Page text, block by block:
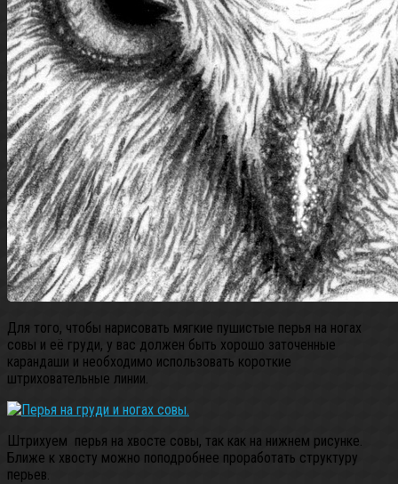
Для того, чтобы нарисовать мягкие пушистые перья на ногах
совы и её груди, у вас должен быть хорошо заточенные
карандаши и необходимо использовать короткие
штриховательные линии.
Штрихуем перья на хвосте совы, так как на нижнем рисунке.
Ближе к хвосту можно поподробнее проработать структуру
перьев.